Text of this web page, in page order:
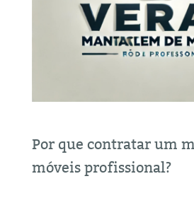
Por que contratar um
móveis profissional?